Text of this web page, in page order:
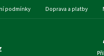
podmínky Doprava a platby